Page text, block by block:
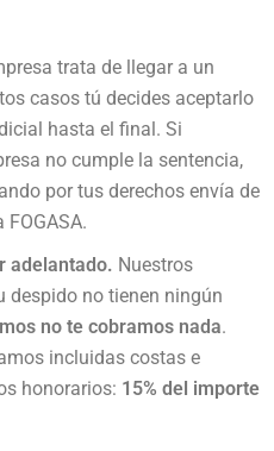
trata de llegar a un
casos tú decides aceptarlo
hasta el final. Si
no cumple la sentencia,
por tus derechos envía de
adelantado. Nuestros
despido no tienen ningún
no te cobramos nada.
incluidas costas e
honorarios: 15% del importe